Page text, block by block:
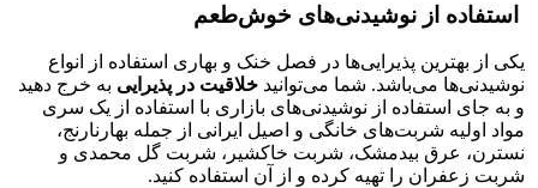
استفاده از نوشیدنی‌های خوش‌طعم
یکی از بهترین پذیرایی‌ها در فصل خنک و بهاری استفاده از انواع
نوشیدنی‌ها می‌باشد. شما می‌توانید خلاقیت در پذیرایی به خرج دهید
و به جای استفاده از نوشیدنی‌های بازاری با استفاده از یک سری
مواد اولیه شربت‌های خانگی و اصیل ایرانی از جمله بهارنارنج‌،
نسترن، عرق بیدمشک، شربت خاکشیر، شربت گل ‌محمدی و
شربت زعفران را تهیه کرده و از آن استفاده کنید.